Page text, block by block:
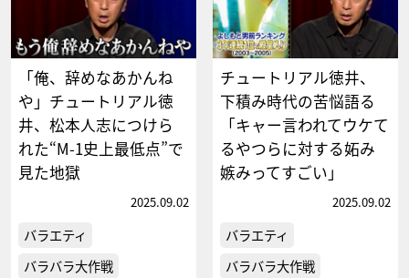
「俺、辞めなあかんね
や」チュートリアル徳
井、松本人志につけら
れた“M-1史上最低点”で
見た地獄
2025.09.02
バラエティ
バラバラ大作戦
チュートリアル徳井、
下積み時代の苦悩語る
「キャー言われてウケて
るやつらに対する妬み
嫉みってすごい」
2025.09.02
バラエティ
バラバラ大作戦